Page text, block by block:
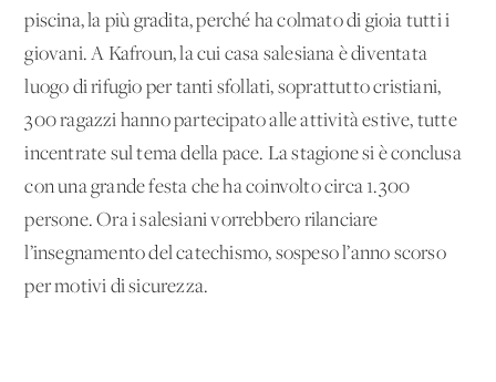
piscina, la più gradita, perché ha colmato di gioia tutti i
giovani. A Kafroun, la cui casa salesiana è diventata
luogo di rifugio per tanti sfollati, soprattutto cristiani,
300 ragazzi hanno partecipato alle attività estive, tutte
incentrate sul tema della pace. La stagione si è conclusa
con una grande festa che ha coinvolto circa 1.300
persone. Ora i salesiani vorrebbero rilanciare
l’insegnamento del catechismo, sospeso l’anno scorso
per motivi di sicurezza.